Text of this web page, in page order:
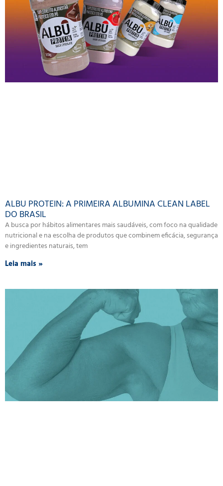
ALBU PROTEIN: A PRIMEIRA ALBUMINA CLEAN LABEL
DO BRASIL
A busca por hábitos alimentares mais saudáveis, com foco na qualidade
nutricional e na escolha de produtos que combinem eficácia, segurança
e ingredientes naturais, tem
Leia mais »